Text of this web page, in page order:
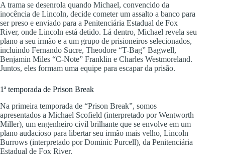
A trama se desenrola quando Michael, convencido da
inocência de Lincoln, decide cometer um assalto a banco para
ser preso e enviado para a Penitenciária Estadual de Fox
River, onde Lincoln está detido. Lá dentro, Michael revela seu
plano a seu irmão e a um grupo de prisioneiros selecionados,
incluindo Fernando Sucre, Theodore “T-Bag” Bagwell,
Benjamin Miles “C-Note” Franklin e Charles Westmoreland.
Juntos, eles formam uma equipe para escapar da prisão.
1ª temporada de Prison Break
Na primeira temporada de “Prison Break”, somos
apresentados a Michael Scofield (interpretado por Wentworth
Miller), um engenheiro civil brilhante que se envolve em um
plano audacioso para libertar seu irmão mais velho, Lincoln
Burrows (interpretado por Dominic Purcell), da Penitenciária
Estadual de Fox River.